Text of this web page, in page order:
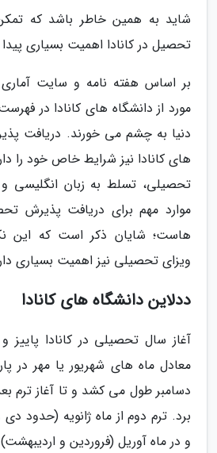
شاید به همین خاطر باشد که
تحصیل در کانادا اهمیت بسیاری
مورد از دانشگاه های کانادا در
دنیا به چشم می خورند. دریافت
های کانادا نیز شرایط خاص خود را
تحصیلی، تسلط به زبان انگلیسی
موارد مهم برای دریافت پذیرش
هاست؛ شایان ذکر است که این
ویزای تحصیلی نیز اهمیت بسیاری
ددلاین دانشگاه های کانادا
آغاز سال تحصیلی در کانادا پاییز
معادل ماه های شهریور یا مهر در
دسامبر طول می کشد و تا آغاز ترم
برد. ترم دوم از ماه ژانویه (حدود
و در ماه آوریل (فروردین و